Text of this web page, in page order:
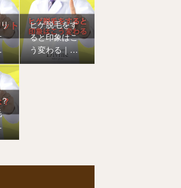
ヒゲ脱毛をす
ると印象はこ
う変わる｜ひ
げ脱毛専門愛